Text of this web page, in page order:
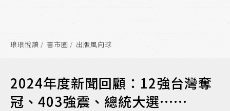
琅琅悅讀 書市圈 出版風向球
2024年度新聞回顧：12強台灣奪
冠、403強震、總統大選……